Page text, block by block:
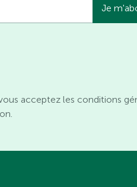
acceptez les conditions